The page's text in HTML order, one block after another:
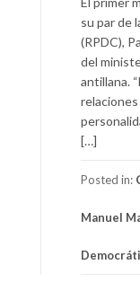
su par de
(RPDC),
del
antillana.
[…]
Posted in:
Manuel